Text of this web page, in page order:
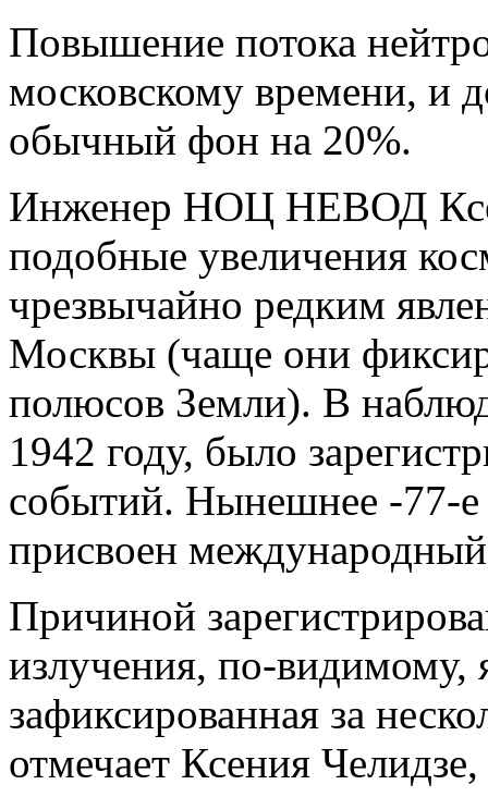
Повышение потока
московскому времени, и
обычный фон на 20%.
Инженер НОЦ НЕВОД
подобные увеличения
чрезвычайно редким
Москвы (чаще они
полюсов Земли). В
1942 году, было
событий. Нынешнее -77-е
присвоен
Причиной
излучения, по-видимому,
зафиксированная за
отмечает Ксения